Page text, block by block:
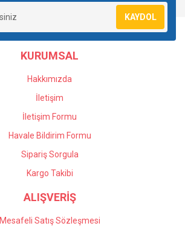
KAYDOL
KURUMSAL
Hakkımızda
İletişim
İletişim Formu
Havale Bildirim Formu
Sipariş Sorgula
Kargo Takibi
ALIŞVERİŞ
Mesafeli Satış Sözleşmesi